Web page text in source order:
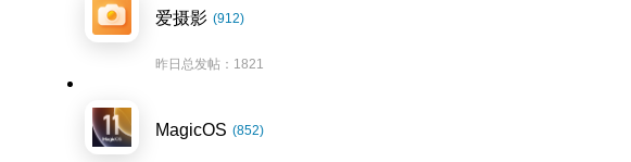
爱摄影 (912)
昨日总发帖：1821
MagicOS (852)